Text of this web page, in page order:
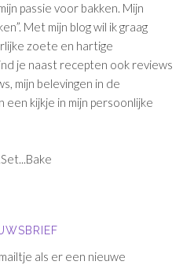
passie voor bakken. Mijn
Met mijn blog wil ik graag
zoete en hartige
je naast recepten ook reviews
mijn belevingen in de
kijkje in mijn persoonlijke
als er een nieuwe